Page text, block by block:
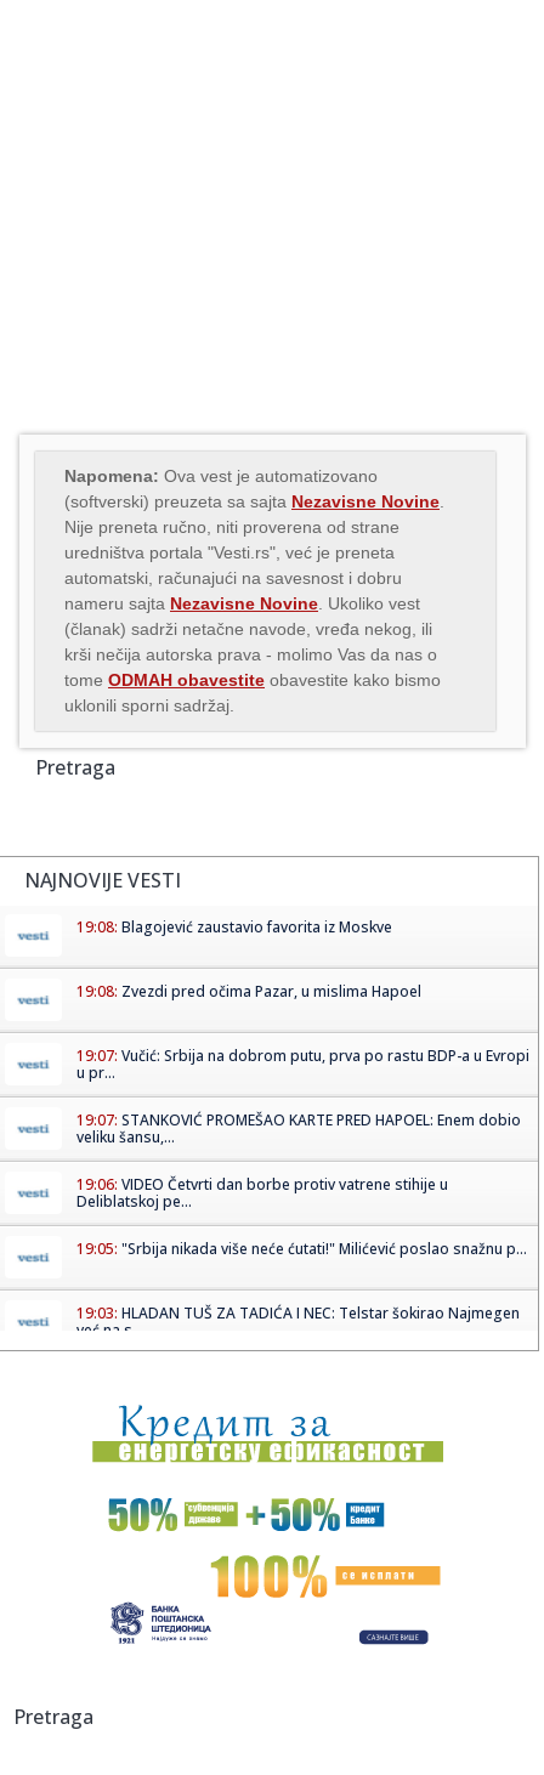
Napomena: Ova vest je automatizovano
(softverski) preuzeta sa sajta Nezavisne Novine
Nije preneta ručno, niti proverena od strane
uredništva portala "Vesti.rs", već je preneta
automatski, računajući na savesnost i dobru
nameru sajta Nezavisne Novine . Ukoliko vest
(članak) sadrži netačne navode, vređa nekog, ili
krši nečija autorska prava - molimo Vas da nas o
tome ODMAH obavestite obavestite kako bismo
uklonili sporni sadržaj.
Pretraga
NAJNOVIJE VESTI
19:08: Blagojević zaustavio favorita iz Moskve
19:08: Zvezdi pred očima Pazar, u mislima Hapoel
19:07: Vučić: Srbija na dobrom putu, prva po rastu BDP-a u Evropi
u pr...
19:07: STANKOVIĆ PROMEŠAO KARTE PRED HAPOEL: Enem dobio
veliku šansu,...
19:06: VIDEO Četvrti dan borbe protiv vatrene stihije u
Deliblatskoj pe...
19:05: "Srbija nikada više neće ćutati!" Milićević poslao snažnu p...
19:03: HLADAN TUŠ ZA TADIĆA I NEC: Telstar šokirao Najmegen
već na s...
19:02:PSŽ ispustio prednost protiv Mančester junajteda
18:59:Pogledajte kako izgleda raskošna vila Bogoljuba Karića na
moru:...
Šok: Rumunija pobedila Srbiju košem u poslednjoj sekundi!
18:57:Vučić: "Izbori najkasnije za tri meseca"; "Važno je da se ne
čamca da se...
Pretraga